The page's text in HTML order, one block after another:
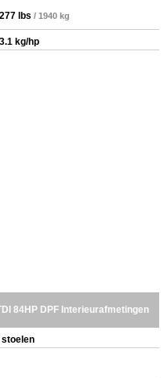
lbs / 1940 kg
kg/hp
84HP DPF Interieurafmetingen
stoelen